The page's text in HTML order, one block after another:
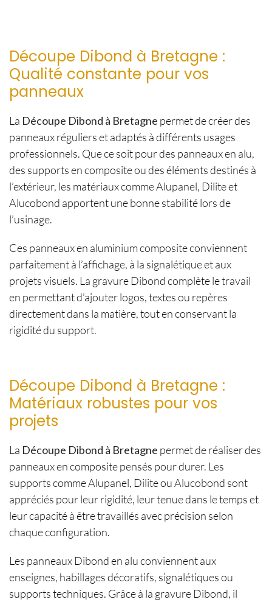
Découpe Dibond à Bretagne :
Qualité constante pour vos
panneaux
La Découpe Dibond à Bretagne permet de créer des
panneaux réguliers et adaptés à différents usages
professionnels. Que ce soit pour des panneaux en alu,
des supports en composite ou des éléments destinés à
l’extérieur, les matériaux comme Alupanel, Dilite et
Alucobond apportent une bonne stabilité lors de
l’usinage.
Ces panneaux en aluminium composite conviennent
parfaitement à l’affichage, à la signalétique et aux
projets visuels. La gravure Dibond complète le travail
en permettant d’ajouter logos, textes ou repères
directement dans la matière, tout en conservant la
rigidité du support.
Découpe Dibond à Bretagne :
Matériaux robustes pour vos
projets
La Découpe Dibond à Bretagne permet de réaliser des
panneaux en composite pensés pour durer. Les
supports comme Alupanel, Dilite ou Alucobond sont
appréciés pour leur rigidité, leur tenue dans le temps et
leur capacité à être travaillés avec précision selon
chaque configuration.
Les panneaux Dibond en alu conviennent aux
enseignes, habillages décoratifs, signalétiques ou
supports techniques. Grâce à la gravure Dibond, il